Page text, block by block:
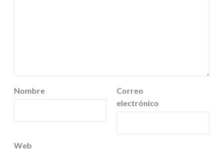
Nombre
Correo
electrónico
Web